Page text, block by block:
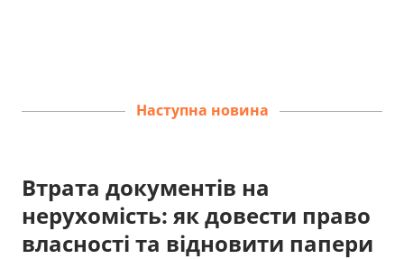
Наступна новина
Втрата документів на
нерухомість: як довести право
власності та відновити папери